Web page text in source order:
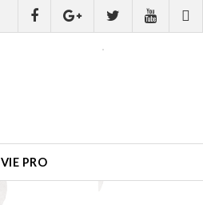
VIE PRO